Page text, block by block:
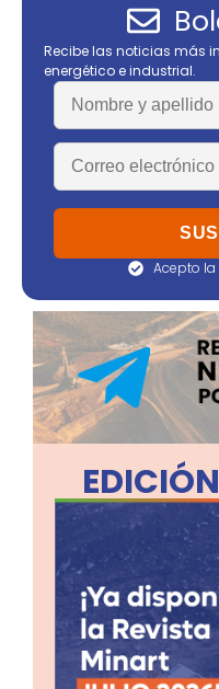
Recibe las noticias más
energético e industrial.
Acepto